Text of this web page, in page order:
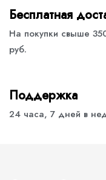
Бесплатная
На покупки свыше
руб.
Поддержка
24 часа, 7 дней в